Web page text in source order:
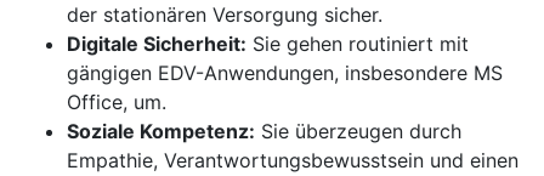
der stationären Versorgung sicher.
Digitale Sicherheit: Sie gehen routiniert mit
gängigen EDV-Anwendungen, insbesondere MS
Office, um.
Soziale Kompetenz: Sie überzeugen durch
Empathie, Verantwortungsbewusstsein und einen